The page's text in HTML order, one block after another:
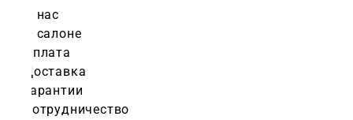
О нас
О салоне
Оплата
Доставка
Гарантии
Сотрудничество